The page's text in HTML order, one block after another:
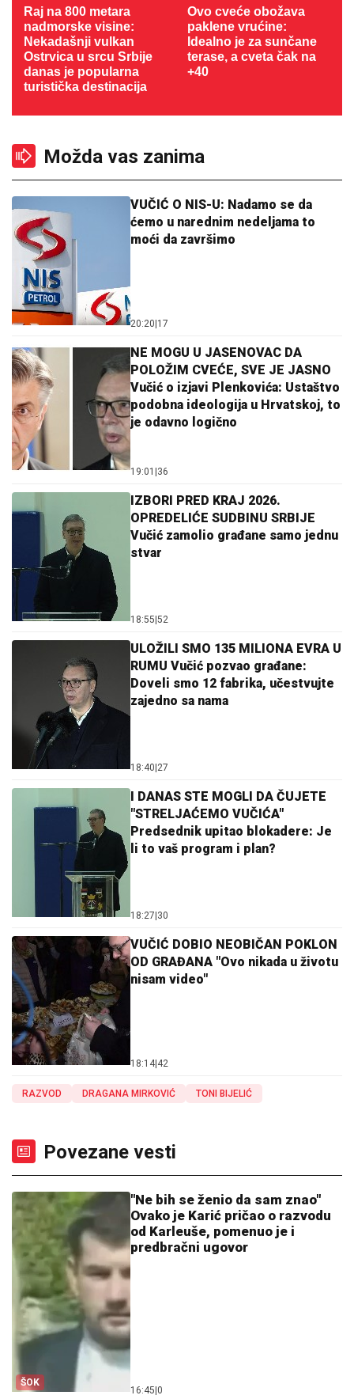
Raj na 800 metara
nadmorske visine:
Nekadašnji vulkan
Ostrvica u srcu Srbije
danas je popularna
turistička destinacija
Ovo cveće obožava
paklene vrućine:
Idealno je za sunčane
terase, a cveta čak na
+40
Možda vas zanima
VUČIĆ O NIS-U: Nadamo se da
ćemo u narednim nedeljama to
moći da završimo
20:20 17
NE MOGU U JASENOVAC DA
POLOŽIM CVEĆE, SVE JE JASNO
Vučić o izjavi Plenkovića: Ustaštvo
podobna ideologija u Hrvatskoj, to
je odavno logično
19:01 36
IZBORI PRED KRAJ 2026.
OPREDELIĆE SUDBINU SRBIJE
Vučić zamolio građane samo jednu
stvar
18:55 52
ULOŽILI SMO 135 MILIONA EVRA U
RUMU Vučić pozvao građane:
Doveli smo 12 fabrika, učestvujte
zajedno sa nama
18:40 27
I DANAS STE MOGLI DA ČUJETE
"STRELJAĆEMO VUČIĆA"
Predsednik upitao blokadere: Je
li to vaš program i plan?
18:27 30
VUČIĆ DOBIO NEOBIČAN POKLON
OD GRAĐANA "Ovo nikada u životu
nisam video"
18:14 42
RAZVOD DRAGANA MIRKOVIĆ TONI BIJELIĆ
Povezane vesti
ŠOK
"Ne bih se ženio da sam znao"
Ovako je Karić pričao o razvodu
od Karleuše, pomenuo je i
predbračni ugovor
16:45 0